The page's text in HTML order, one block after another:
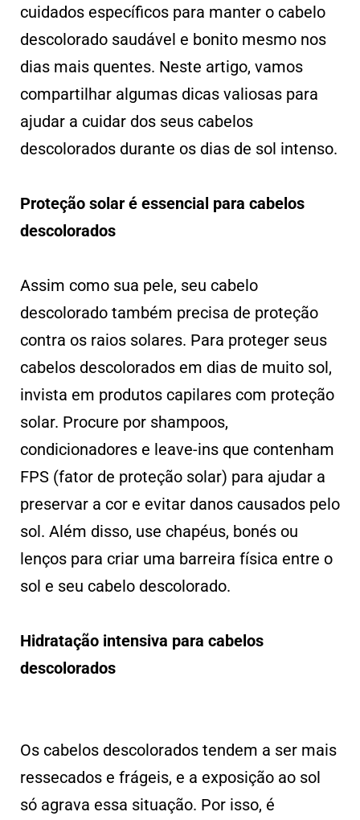
cuidados específicos para manter o cabelo
descolorado saudável e bonito mesmo nos
dias mais quentes. Neste artigo, vamos
compartilhar algumas dicas valiosas para
ajudar a cuidar dos seus cabelos
descolorados durante os dias de sol intenso.
Proteção solar é essencial para cabelos
descolorados
Assim como sua pele, seu cabelo
descolorado também precisa de proteção
contra os raios solares. Para proteger seus
cabelos descolorados em dias de muito sol,
invista em produtos capilares com proteção
solar. Procure por shampoos,
condicionadores e leave-ins que contenham
FPS (fator de proteção solar) para ajudar a
preservar a cor e evitar danos causados pelo
sol. Além disso, use chapéus, bonés ou
lenços para criar uma barreira física entre o
sol e seu cabelo descolorado.
Hidratação intensiva para cabelos
descolorados
Os cabelos descolorados tendem a ser mais
ressecados e frágeis, e a exposição ao sol
só agrava essa situação. Por isso, é